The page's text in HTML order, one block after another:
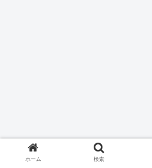
ホーム 検索